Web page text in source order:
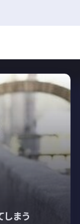
しまう